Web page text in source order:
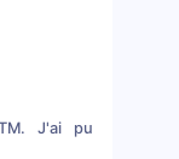
J'ai pu